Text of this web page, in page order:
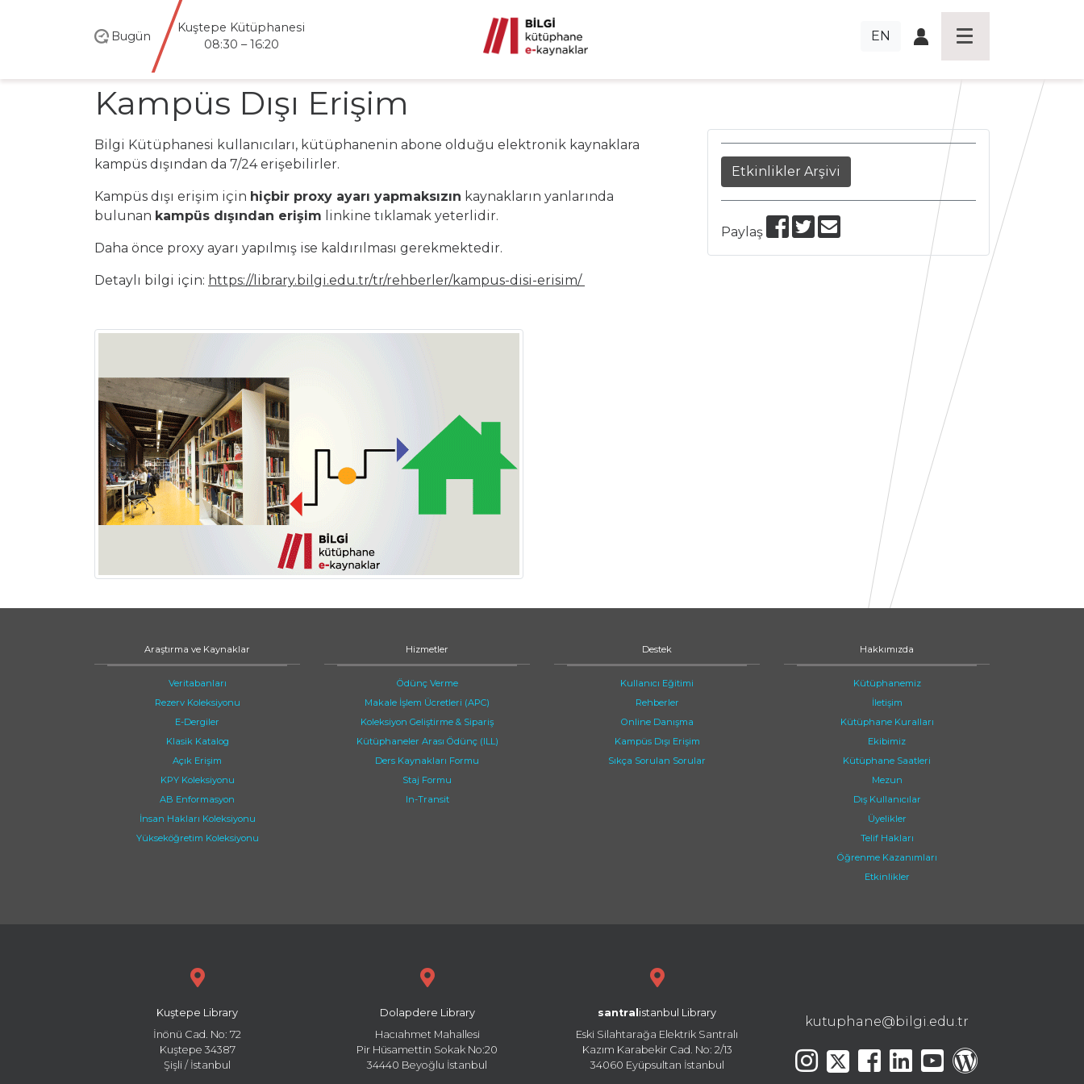
Bugün
Kuştepe Kütüphanesi
08:30 – 16:20
EN
Kampüs Dışı Erişim
Bilgi Kütüphanesi kullanıcıları, kütüphanenin abone olduğu elektronik kaynaklara
kampüs dışından da 7/24 erişebilirler.
Kampüs dışı erişim için hiçbir proxy ayarı yapmaksızın kaynakların yanlarında
bulunan kampüs dışından erişim linkine tıklamak yeterlidir.
Daha önce proxy ayarı yapılmış ise kaldırılması gerekmektedir.
Detaylı bilgi için: https://library.bilgi.edu.tr/tr/rehberler/kampus-disi-erisim/
Etkinlikler Arşivi
Paylaş
Araştırma ve Kaynaklar
Veritabanları
Rezerv Koleksiyonu
E-Dergiler
Klasik Katalog
Açık Erişim
KPY Koleksiyonu
AB Enformasyon
İnsan Hakları Koleksiyonu
Yükseköğretim Koleksiyonu
Hizmetler
Ödünç Verme
Makale İşlem Ücretleri (APC)
Koleksiyon Geliştirme & Sipariş
Kütüphaneler Arası Ödünç (ILL)
Ders Kaynakları Formu
Staj Formu
In-Transit
Destek
Kullanıcı Eğitimi
Rehberler
Online Danışma
Kampüs Dışı Erişim
Sıkça Sorulan Sorular
Hakkımızda
Kütüphanemiz
İletişim
Kütüphane Kuralları
Ekibimiz
Kütüphane Saatleri
Mezun
Dış Kullanıcılar
Üyelikler
Telif Hakları
Öğrenme Kazanımları
Etkinlikler
Kuştepe Library
İnönü Cad. No: 72
Kuştepe 34387
Şişli / İstanbul
Dolapdere Library
Hacıahmet Mahallesi
Pir Hüsamettin Sokak No:20
34440 Beyoğlu İstanbul
santral istanbul Library
Eski Silahtarağa Elektrik Santralı
Kazım Karabekir Cad. No: 2/13
34060 Eyüpsultan İstanbul
kutuphane@bilgi.edu.tr